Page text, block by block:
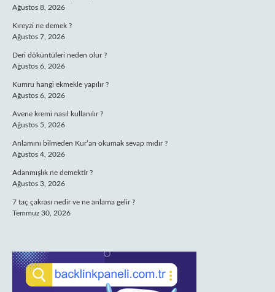
Ağustos 8, 2026
Kıreyzi ne demek ?
Ağustos 7, 2026
Deri döküntüleri neden olur ?
Ağustos 6, 2026
Kumru hangi ekmekle yapılır ?
Ağustos 6, 2026
Avene kremi nasıl kullanılır ?
Ağustos 5, 2026
Anlamını bilmeden Kur’an okumak sevap mıdır ?
Ağustos 4, 2026
Adanmışlık ne demektir ?
Ağustos 3, 2026
7 taç çakrası nedir ve ne anlama gelir ?
Temmuz 30, 2026